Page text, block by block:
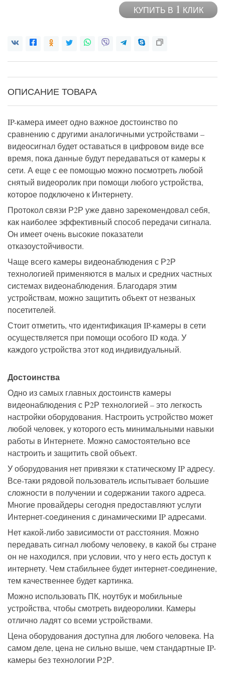
КУПИТЬ В 1 КЛИК
ОПИСАНИЕ ТОВАРА
IP-камера имеет одно важное достоинство по
сравнению с другими аналогичными устройствами –
видеосигнал будет оставаться в цифровом виде все
время, пока данные будут передаваться от камеры к
сети. А еще с ее помощью можно посмотреть любой
снятый видеоролик при помощи любого устройства,
которое подключено к Интернету.
Протокол связи Р2Р уже давно зарекомендовал себя,
как наиболее эффективный способ передачи сигнала.
Он имеет очень высокие показатели
отказоустойчивости.
Чаще всего камеры видеонаблюдения с Р2Р
технологией применяются в малых и средних частных
системах видеонаблюдения. Благодаря этим
устройствам, можно защитить объект от незваных
посетителей.
Стоит отметить, что идентификация IP-камеры в сети
осуществляется при помощи особого ID кода. У
каждого устройства этот код индивидуальный.
Достоинства
Одно из самых главных достоинств камеры
видеонаблюдения с Р2Р технологией – это легкость
настройки оборудования. Настроить устройство может
любой человек, у которого есть минимальными навыки
работы в Интернете. Можно самостоятельно все
настроить и защитить свой объект.
У оборудования нет привязки к статическому IP адресу.
Все-таки рядовой пользователь испытывает большие
сложности в получении и содержании такого адреса.
Многие провайдеры сегодня предоставляют услуги
Интернет-соединения с динамическими IP адресами.
Нет какой-либо зависимости от расстояния. Можно
передавать сигнал любому человеку, в какой бы стране
он не находился, при условии, что у него есть доступ к
интернету. Чем стабильнее будет интернет-соединение,
тем качественнее будет картинка.
Можно использовать ПК, ноутбук и мобильные
устройства, чтобы смотреть видеоролики. Камеры
отлично ладят со всеми устройствами.
Цена оборудования доступна для любого человека. На
самом деле, цена не сильно выше, чем стандартные IP-
камеры без технологии Р2Р.